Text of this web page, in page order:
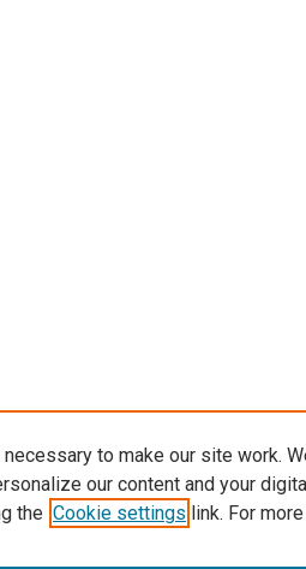
to make our site work.
our content and your
the Cookie settings link. For